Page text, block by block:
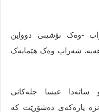
-وەک نۆشینی دوواین
شەراب وەک هێمایەک
ساتەدا عیسا جلەکانی
یارەکەی دەشۆرێت کە